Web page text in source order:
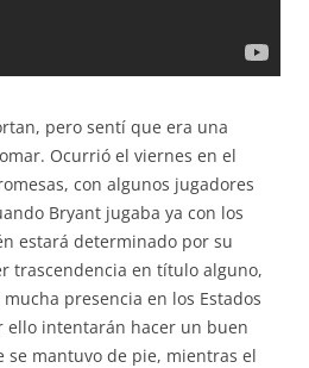
pero sentí que era una
Ocurrió el viernes en el
con algunos jugadores
Bryant jugaba ya con los
estará determinado por su
trascendencia en título alguno,
presencia en los Estados
ello intentarán hacer un buen
se mantuvo de pie, mientras el